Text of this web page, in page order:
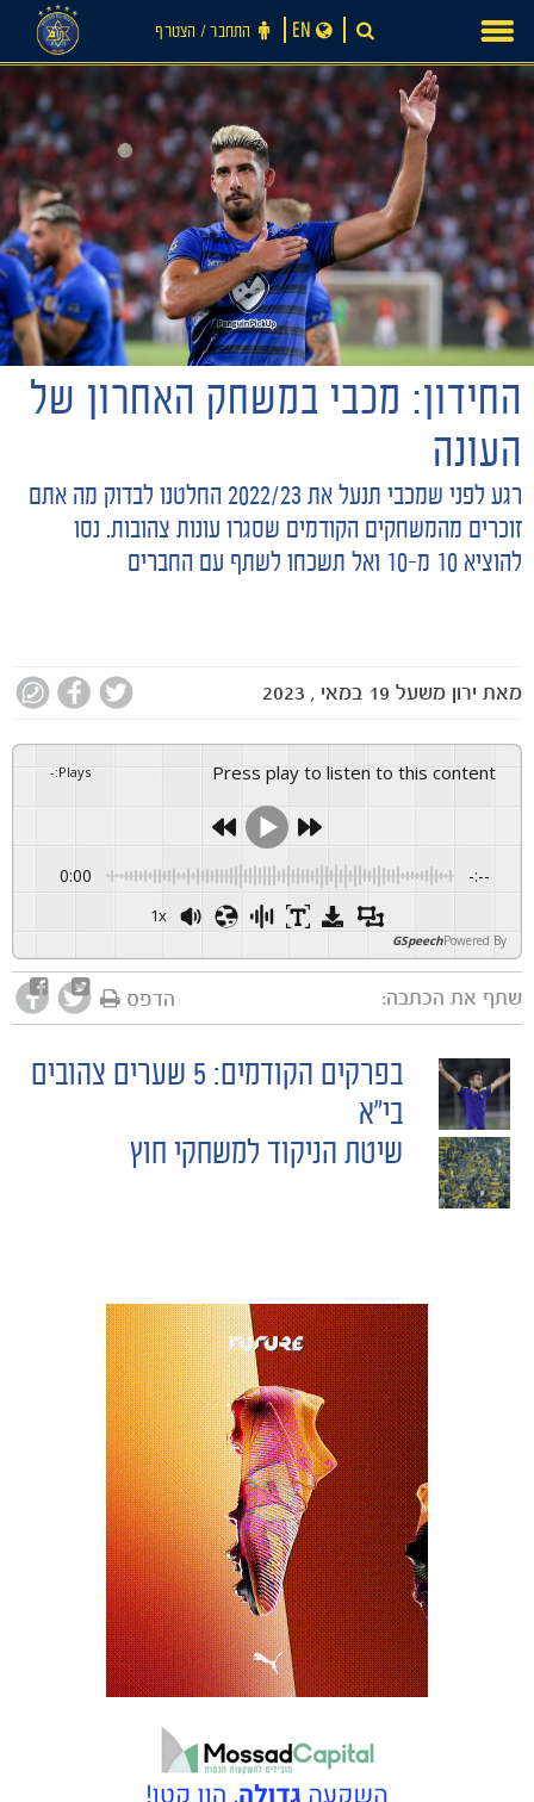
חדשות
הקבוצות
content
התחבר ‪/‬ הצטרף EN
החידון: מכבי במשחק האחרון של
העונה
רגע לפני שמכבי תנעל את 2022/23 החלטנו לבדוק מה אתם
זוכרים מהמשחקים הקודמים שסגרו עונות צהובות. נסו
להוציא 10 מ-10 ואל תשכחו לשתף עם החברים
מאת ירון משעל 19 במאי , 2023
Press play to listen to this content
Plays
:
-
0:00 -:--
1x
Powered By
GSpeech
שתף את הכתבה: הדפס
POST
NAVIGATION
בפרקים הקודמים: 5 שערים צהובים
בי"א
שיטת הניקוד למשחקי חוץ